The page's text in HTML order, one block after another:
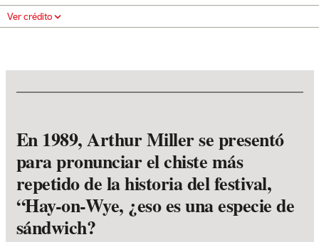
Ver crédito
En 1989, Arthur Miller se presentó
para pronunciar el chiste más
repetido de la historia del festival,
“Hay-on-Wye, ¿eso es una especie de
sándwich?